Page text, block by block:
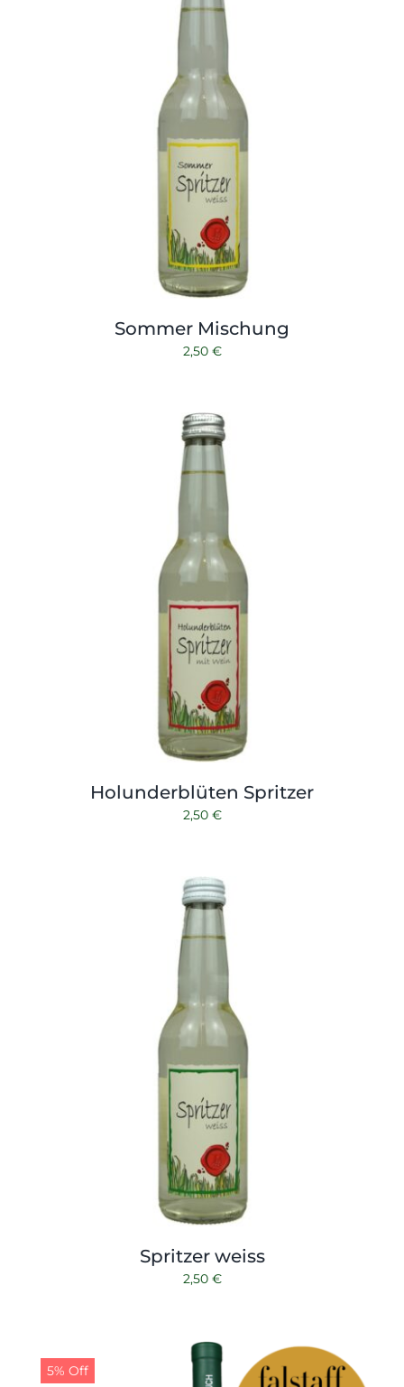
Sommer Mischung
2,50 €
Holunderblüten Spritzer
2,50 €
Spritzer weiss
2,50 €
5% Off